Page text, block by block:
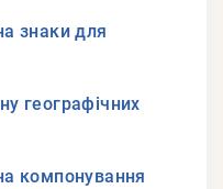
знаки для
географічних
компонування